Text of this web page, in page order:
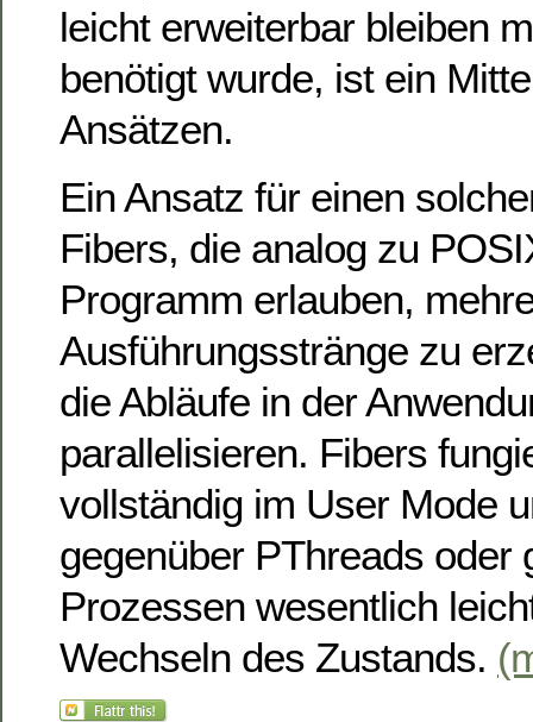
leicht erweiterbar bleiben
benötigt wurde, ist ein
Ansätzen.
Ein Ansatz für einen
Fibers, die analog zu
Programm erlauben,
Ausführungsstränge zu
die Abläufe in der
parallelisieren. Fibers
vollständig im User Mode
gegenüber PThreads oder
Prozessen wesentlich
Wechseln des Zustands.